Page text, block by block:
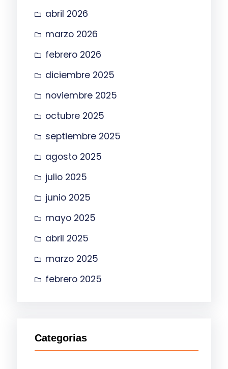
abril 2026
marzo 2026
febrero 2026
diciembre 2025
noviembre 2025
octubre 2025
septiembre 2025
agosto 2025
julio 2025
junio 2025
mayo 2025
abril 2025
marzo 2025
febrero 2025
Categorias